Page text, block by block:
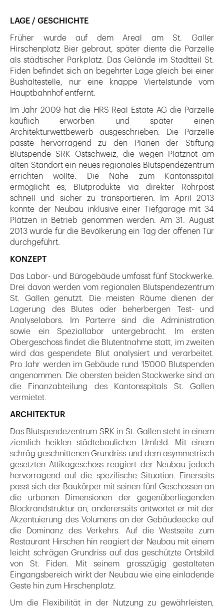
LAGE / GESCHICHTE
Früher wurde auf dem Areal am St. Galler
Hirschenplatz Bier gebraut, später diente die Parzelle
als städtischer Parkplatz. Das Gelände im Stadtteil St.
Fiden befindet sich an begehrter Lage gleich bei einer
Bushaltestelle, nur eine knappe Viertelstunde vom
Hauptbahnhof entfernt.
Im Jahr 2009 hat die HRS Real Estate AG die Parzelle
käuflich erworben und später einen
Architekturwettbewerb ausgeschrieben. Die Parzelle
passte hervorragend zu den Plänen der Stiftung
Blutspende SRK Ostschweiz, die wegen Platznot am
alten Standort ein neues regionales Blutspendezentrum
errichten wollte. Die Nähe zum Kantonsspital
ermöglicht es, Blutprodukte via direkter Rohrpost
schnell und sicher zu transportieren. Im April 2013
konnte der Neubau inklusive einer Tiefgarage mit 34
Plätzen in Betrieb genommen werden. Am 31. August
2013 wurde für die Bevölkerung ein Tag der offenen Tür
durchgeführt.
KONZEPT
Das Labor- und Bürogebäude umfasst fünf Stockwerke.
Drei davon werden vom regionalen Blutspendezentrum
St. Gallen genutzt. Die meisten Räume dienen der
Lagerung des Blutes oder beherbergen Test- und
Analyselabors. Im Parterre sind die Administration
sowie ein Speziallabor untergebracht. Im ersten
Obergeschoss findet die Blutentnahme statt, im zweiten
wird das gespendete Blut analysiert und verarbeitet.
Pro Jahr werden im Gebäude rund 15’000 Blutspenden
angenommen. Die obersten beiden Stockwerke sind an
die Finanzabteilung des Kantonsspitals St. Gallen
vermietet.
ARCHITEKTUR
Das Blutspendezentrum SRK in St. Gallen steht in einem
ziemlich heiklen städtebaulichen Umfeld. Mit einem
schräg geschnittenen Grundriss und dem asymmetrisch
gesetzten Attikageschoss reagiert der Neubau jedoch
hervorragend auf die spezifische Situation. Einerseits
passt sich der Baukörper mit seinen fünf Geschossen an
die urbanen Dimensionen der gegenüberliegenden
Blockrandstruktur an, andererseits antwortet er mit der
Akzentuierung des Volumens an der Gebäudeecke auf
die Dominanz des Verkehrs. Auf die Westseite zum
Restaurant Hirschen hin reagiert der Neubau mit einem
leicht schrägen Grundriss auf das geschützte Ortsbild
von St. Fiden. Mit seinem grosszügig gestalteten
Eingangsbereich wirkt der Neubau wie eine einladende
Geste hin zum Hirschenplatz.
Um die Flexibilität in der Nutzung zu gewährleisten,